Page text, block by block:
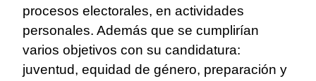
procesos electorales, en actividades
personales. Además que se cumplirían
varios objetivos con su candidatura:
juventud, equidad de género, preparación y